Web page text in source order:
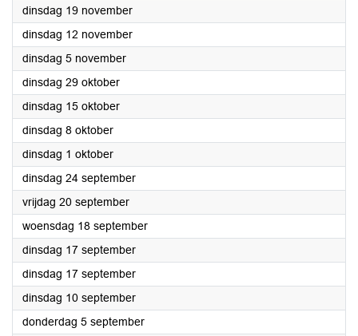
dinsdag 19 november2024
dinsdag 12 november2024
dinsdag 5 november2024
dinsdag 29 oktober2024
dinsdag 15 oktober2024
dinsdag 8 oktober2024
dinsdag 1 oktober2024
dinsdag 24 september2024
vrijdag 20 september2024
woensdag 18 september2024
dinsdag 17 september2024
dinsdag 17 september2024
dinsdag 10 september2024
donderdag 5 september2024